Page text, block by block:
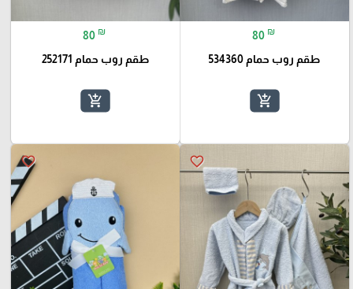
80 ₪
طقم روب حمام 534360
add_shopping_cart
80 ₪
طقم روب حمام 252171
add_shopping_cart
favorite_border
favorite_border